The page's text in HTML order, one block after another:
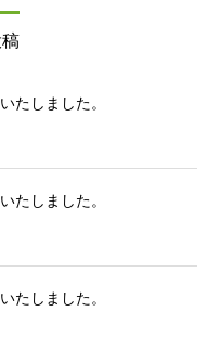
たしました。
たしました。
たしました。